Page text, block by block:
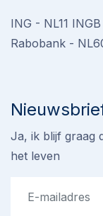
ING - NL11
Rabobank -
Ja, ik blijf graag
het leven